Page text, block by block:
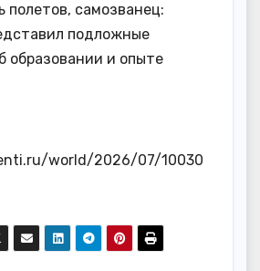
полетов, самозванец:
подложные
образовании и опыте
world/2026/07/10030